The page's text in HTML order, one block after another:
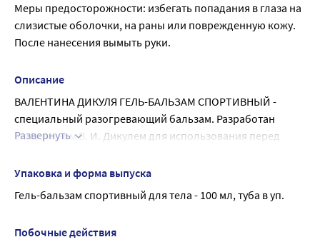
если нет обширных повреждений или нарушения
целостности кожных покровов.
Меры предосторожности: избегать попадания в глаза на
слизистые оболочки, на раны или поврежденную кожу.
После нанесения вымыть руки.
Описание
ВАЛЕНТИНА ДИКУЛЯ ГЕЛЬ-БАЛЬЗАМ СПОРТИВНЫЙ -
специальный разогревающий бальзам. Разработан
академиком В. И. Дикулем для использования перед
тренировке профессиональных спортсменов и
любителей.
Внешний вид и свойства: Консистенция умеренно
умеренно-выраженный.
Развернуть
Упаковка и форма выпуска
Гель-бальзам спортивный для тела - 100 мл, туба в уп.
Побочные действия